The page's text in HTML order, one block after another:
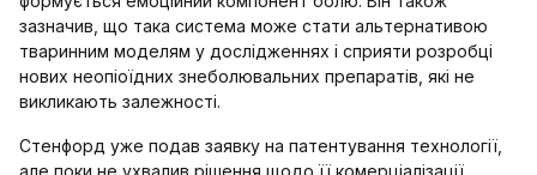
зазначив, що така система може стати альтернативою
тваринним моделям у дослідженнях і сприяти розробці
нових неопіоїдних знеболювальних препаратів, які не
викликають залежності.
Стенфорд уже подав заявку на патентування технології,
але поки не ухвалив рішення щодо її комерціалізації.